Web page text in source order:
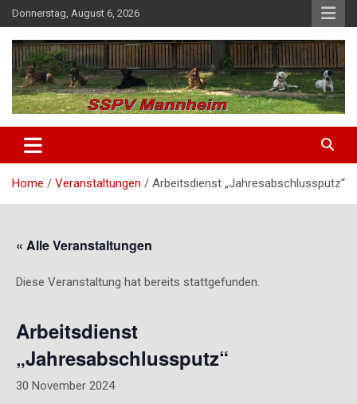
Skip
to
content
Donnerstag, August 6, 2026
SSPV Mannheim
Home Veranstaltungen Arbeitsdienst „Jahresabschlussputz“
« Alle Veranstaltungen
Diese Veranstaltung hat bereits stattgefunden.
Arbeitsdienst
„Jahresabschlussputz“
30 November 2024